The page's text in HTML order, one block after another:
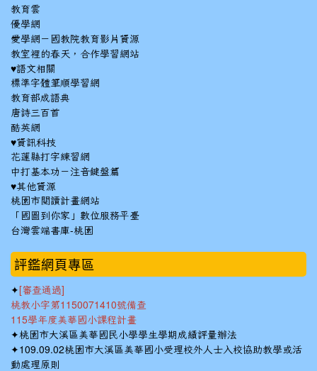
教育雲
優學網
愛學網－國教院教育影片資源
教室裡的春天，合作學習網站
♥語文相關
標準字體筆順學習網
教育部成語典
唐詩三百首
酷英網
♥資訊科技
花蓮縣打字練習網
中打基本功－注音鍵盤篇
♥其他資源
桃園市閱讀計畫網站
「國圖到你家」數位服務平臺
台灣雲端書庫-桃園
::: 評鑑網頁專區
✦ [審查通過]
桃教小字第1150071410號備查
115學年度美華國小課程計畫
✦桃園市大溪區美華國民小學學生學期成績評量辦法
✦109.09.02桃園市大溪區美華國小受理校外人士入校協助教學或活
動處理原則